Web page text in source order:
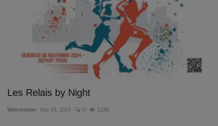
Les Relais by Night
Webmaster Sep 18, 2024 0 1189